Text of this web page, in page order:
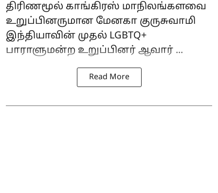
திரிணமூல் காங்கிரஸ் மாநிலங்களவை
உறுப்பினருமான மேனகா குருசுவாமி
இந்தியாவின் முதல் LGBTQ+
பாராளுமன்ற உறுப்பினர் ஆவார் ...
Read More